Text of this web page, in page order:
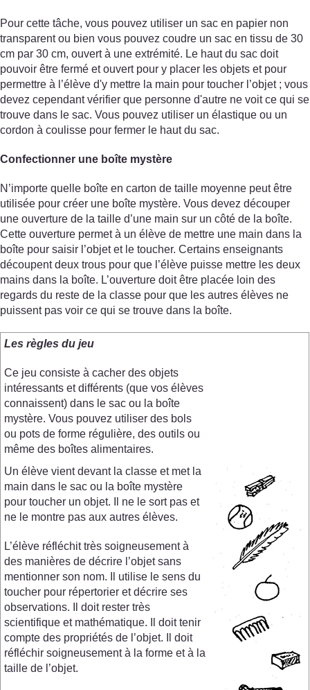
Pour cette tâche, vous pouvez utiliser un sac en papier non
transparent ou bien vous pouvez coudre un sac en tissu de 30
cm par 30 cm, ouvert à une extrémité. Le haut du sac doit
pouvoir être fermé et ouvert pour y placer les objets et pour
permettre à l’élève d'y mettre la main pour toucher l’objet ; vous
devez cependant vérifier que personne d'autre ne voit ce qui se
trouve dans le sac. Vous pouvez utiliser un élastique ou un
cordon à coulisse pour fermer le haut du sac.
Confectionner une boîte mystère
N’importe quelle boîte en carton de taille moyenne peut être
utilisée pour créer une boîte mystère. Vous devez découper
une ouverture de la taille d’une main sur un côté de la boîte.
Cette ouverture permet à un élève de mettre une main dans la
boîte pour saisir l’objet et le toucher. Certains enseignants
découpent deux trous pour que l’élève puisse mettre les deux
mains dans la boîte. L’ouverture doit être placée loin des
regards du reste de la classe pour que les autres élèves ne
puissent pas voir ce qui se trouve dans la boîte.
Les règles du jeu
Ce jeu consiste à cacher des objets
intéressants et différents (que vos élèves
connaissent) dans le sac ou la boîte
mystère. Vous pouvez utiliser des bols
ou pots de forme régulière, des outils ou
même des boîtes alimentaires.
Un élève vient devant la classe et met la
main dans le sac ou la boîte mystère
pour toucher un objet. Il ne le sort pas et
ne le montre pas aux autres élèves.
L’élève réfléchit très soigneusement à
des manières de décrire l’objet sans
mentionner son nom. Il utilise le sens du
toucher pour répertorier et décrire ses
observations. Il doit rester très
scientifique et mathématique. Il doit tenir
compte des propriétés de l’objet. Il doit
réfléchir soigneusement à la forme et à la
taille de l’objet.